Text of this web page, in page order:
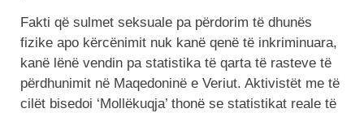
Fakti që sulmet seksuale pa përdorim të dhunës
fizike apo kërcënimit nuk kanë qenë të inkriminuara,
kanë lënë vendin pa statistika të qarta të rasteve të
përdhunimit në Maqedoninë e Veriut. Aktivistët me të
cilët bisedoi ‘Mollëkuqja’ thonë se statistikat reale të